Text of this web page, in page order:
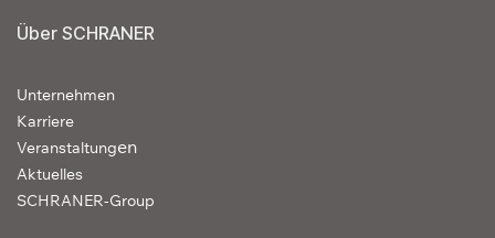
Über SCHRANER
Unternehmen
Karriere
Veranstaltungen
Aktuelles
SCHRANER-Group